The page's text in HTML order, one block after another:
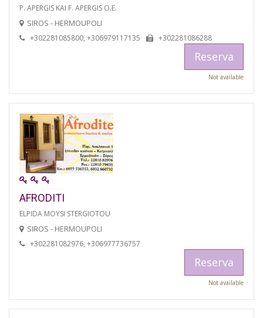
P. APERGIS KAI F. APERGIS O.E.
SIROS - HERMOUPOLI
+302281085800, +306979117135 +302281086288
Reserva
Not available
AFRODITI
ELPIDA MOYSI STERGIOTOU
SIROS - HERMOUPOLI
+302281082976, +306977736757
Reserva
Not available